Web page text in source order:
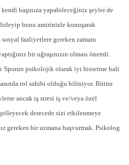
başınıza yapabileceğiniz şeyler de
bunu amirinizle konuşarak
sosyal faaliyetlere gereken zamanı
bir uğraşınızın olması önemli.
Sporun psikolojik olarak iyi hissetme hali
rol sahibi olduğu biliniyor. Bütün
ancak iş stresi iş ve/veya özel
derecede sizi etkilenmeye
gereken bir uzmana başvurmak. Psikolog